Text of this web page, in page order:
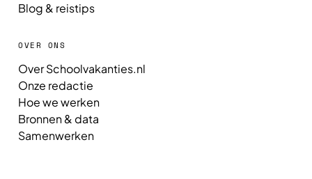
Blog & reistips
OVER ONS
Over Schoolvakanties.nl
Onze redactie
Hoe we werken
Bronnen & data
Samenwerken